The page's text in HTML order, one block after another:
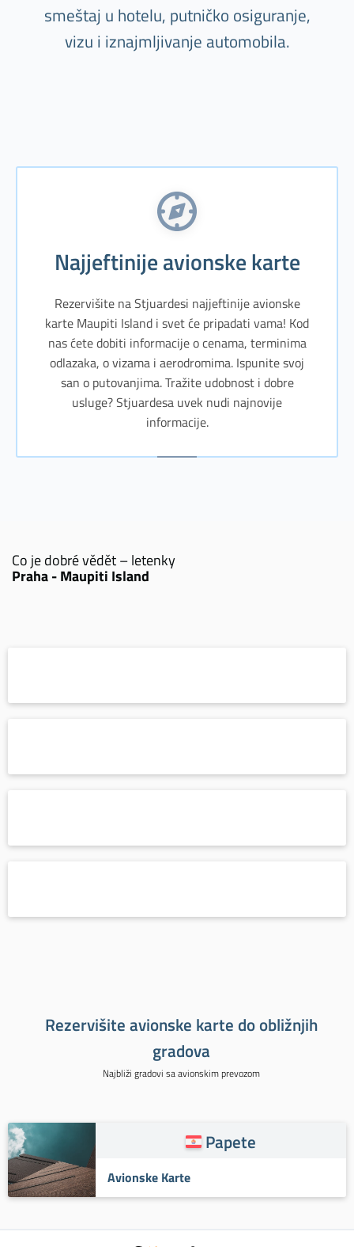
smeštaj u hotelu, putničko osiguranje,
vizu i iznajmljivanje automobila.
Najjeftinije avionske karte
Rezervišite na Stjuardesi najjeftinije avionske
karte Maupiti Island i svet će pripadati vama! Kod
nas ćete dobiti informacije o cenama, terminima
odlazaka, o vizama i aerodromima. Ispunite svoj
san o putovanjima. Tražite udobnost i dobre
usluge? Stjuardesa uvek nudi najnovije
informacije.
Co je dobré vědět – letenky
Praha - Maupiti Island
Rezervišite avionske karte do obližnjih
gradova
Najbliži gradovi sa avionskim prevozom
Papete
Avionske Karte